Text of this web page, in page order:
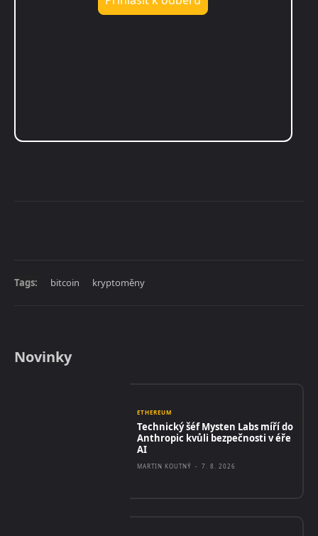
Tags: bitcoin kryptoměny
Novinky
ETHEREUM
Technický šéf Mysten Labs míří do
Anthropic kvůli bezpečnosti v éře
AI
MARTIN KOUTNÝ - 7. 8. 2026